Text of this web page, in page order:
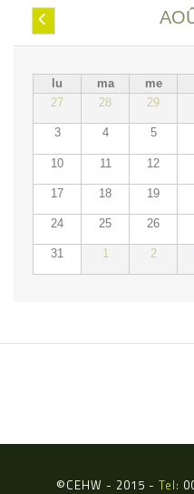
Préc.
lu ma me
27
28 29
3 4 5
10 11 12
17 18 19
24 25 26
31 1 2
©CEHW - 2015 - Tel: